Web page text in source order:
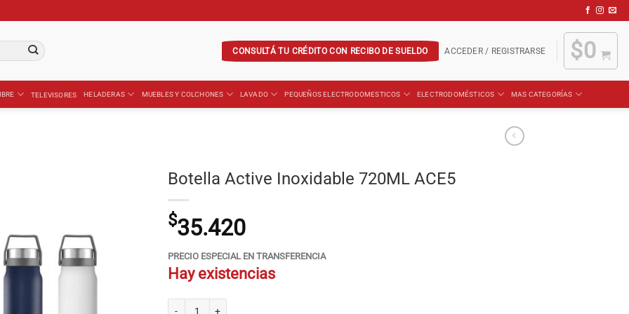
CONSULTÁ TU CRÉDITO CON RECIBO DE SUELDO ACCEDER / REGISTRARSE $0
TELEVISORES HELADERAS MUEBLES Y COLCHONES LAVADO PEQUEÑOS ELECTRODOMESTICOS ELECTRODOMÉSTICOS MAS CATEGORÍAS
Botella Active Inoxidable 720ML ACE5
$35.420
PRECIO ESPECIAL EN TRANSFERENCIA
Hay existencias